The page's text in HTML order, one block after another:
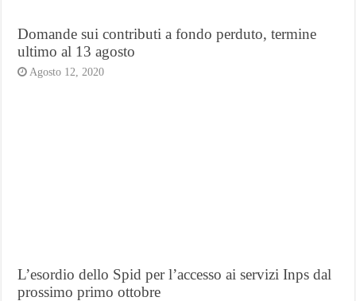
Domande sui contributi a fondo perduto, termine
ultimo al 13 agosto
Agosto 12, 2020
L’esordio dello Spid per l’accesso ai servizi Inps dal
prossimo primo ottobre